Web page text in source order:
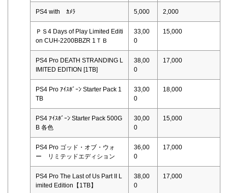
PS4 with ｶﾒﾗ 5,000 2,000
ＰＳ4 Days of Play Limited Editi
on CUH-2200BBZR 1ＴＢ
33,00
0
15,000
PS4 Pro DEATH STRANDING L
IMITED EDITION [1TB]
38,00
0
17,000
PS4 Pro ｱｲｽﾎﾞｰﾝ Starter Pack 1
TB
33,00
0
18,000
PS4 ｱｲｽﾎﾞｰﾝ Starter Pack 500G
B 各色
30,00
0
15,000
PS4 Pro ゴッド・オブ・ウォ
ー リミテッドエディション
36,00
0
17,000
PS4 Pro The Last of Us Part II L
imited Edition【1TB】
38,00
0
17,000